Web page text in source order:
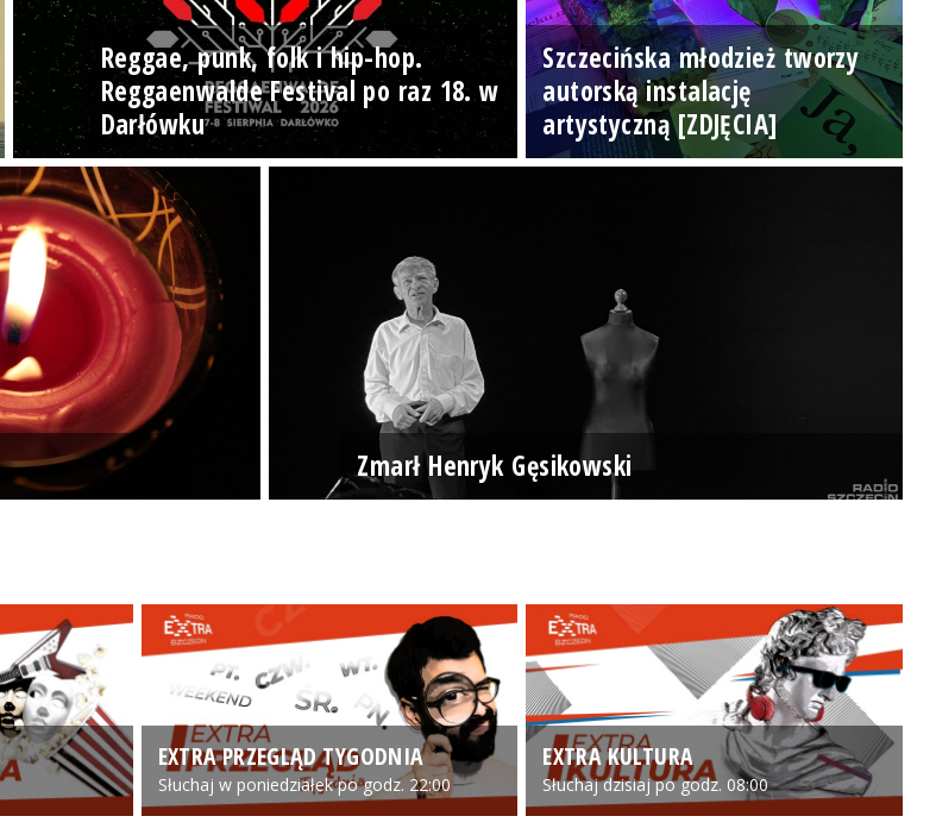
Reggae, punk, folk i hip-hop.
Reggaenwalde Festival po raz 18. w
Darłówku
Szczecińska młodzież tworzy
autorską instalację
artystyczną [ZDJĘCIA]
Zmarł Henryk Gęsikowski
EXTRA PRZEGLĄD TYGODNIA
Słuchaj w poniedziałek po godz. 22:00
EXTRA KULTURA
Słuchaj dzisiaj po godz. 08:00